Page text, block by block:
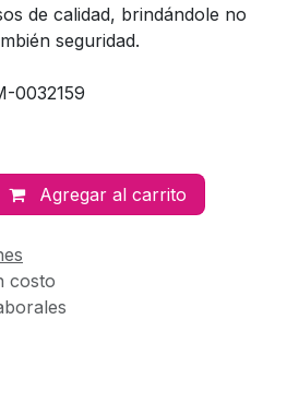
de calidad, brindándole no
seguridad.
0032159
Agregar al carrito
costo